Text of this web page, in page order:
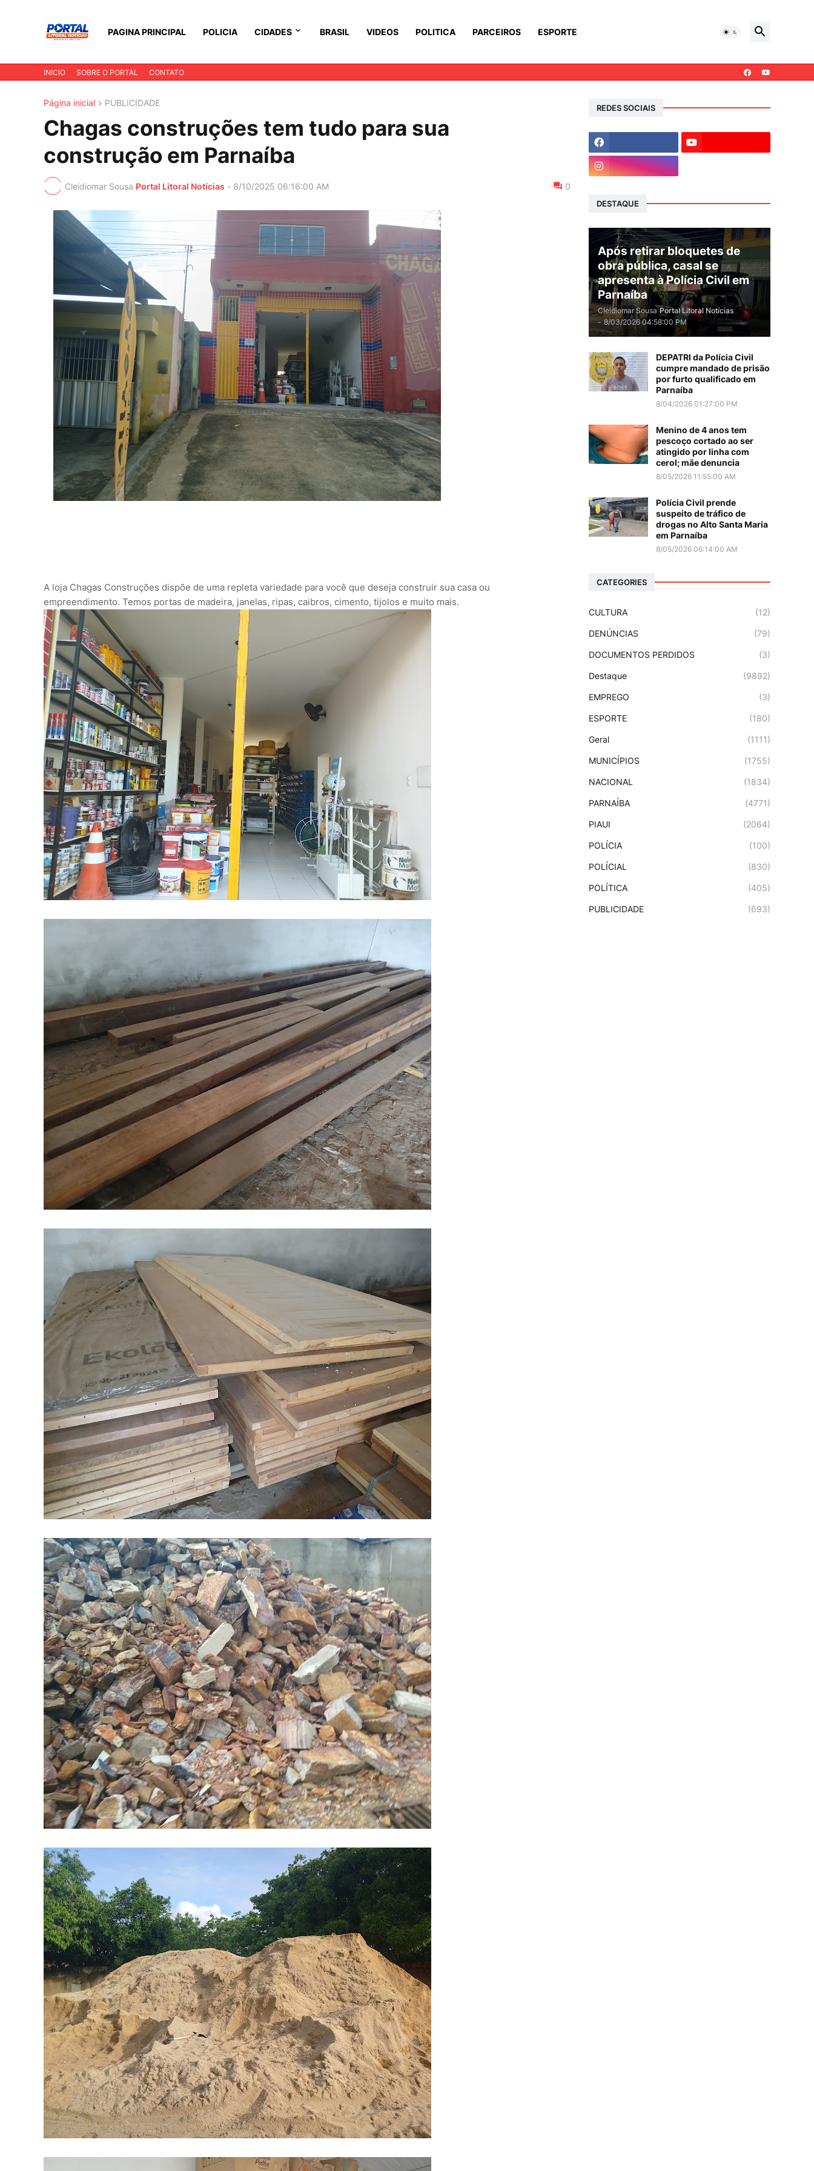
PAGINA PRINCIPAL POLICIA CIDADES BRASIL VIDEOS POLITICA PARCEIROS ESPORTE
INICIO SOBRE O PORTAL CONTATO
Página inicial PUBLICIDADE
Chagas construções tem tudo para sua
construção em Parnaíba
Cleidiomar Sousa Portal Litoral Notícias - 8/10/2025 06:16:00 AM 0
A loja Chagas Construções dispõe de uma repleta variedade para você que deseja construir sua casa ou
empreendimento. Temos portas de madeira, janelas, ripas, caibros, cimento, tijolos e muito mais.
REDES SOCIAIS
DESTAQUE
Após retirar bloquetes de
obra pública, casal se
apresenta à Polícia Civil em
Parnaíba
Cleidiomar Sousa Portal Litoral Notícias
- 8/03/2026 04:58:00 PM
DEPATRI da Polícia Civil
cumpre mandado de prisão
por furto qualificado em
Parnaíba
8/04/2026 01:27:00 PM
Menino de 4 anos tem
pescoço cortado ao ser
atingido por linha com
cerol; mãe denuncia
8/05/2026 11:55:00 AM
Polícia Civil prende
suspeito de tráfico de
drogas no Alto Santa Maria
em Parnaíba
8/05/2026 06:14:00 AM
CATEGORIES
CULTURA (12)
DENÚNCIAS (79)
DOCUMENTOS PERDIDOS (3)
Destaque (9892)
EMPREGO (3)
ESPORTE (180)
Geral (1111)
MUNICÍPIOS (1755)
NACIONAL (1834)
PARNAÍBA (4771)
PIAUI (2064)
POLÍCIA (100)
POLÍCIAL (830)
POLÍTICA (405)
PUBLICIDADE (693)